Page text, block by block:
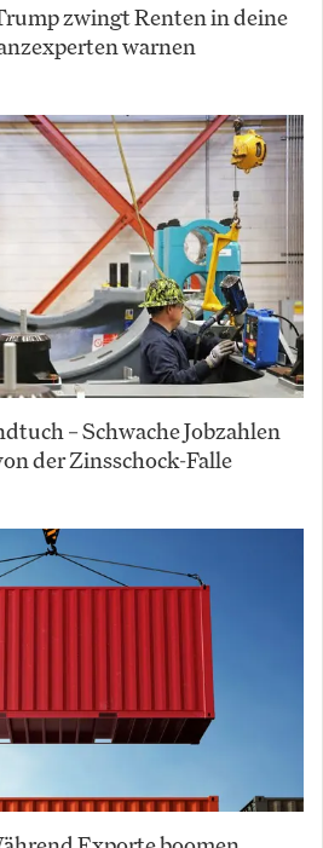
zwingt Renten in deine
warnen
– Schwache Jobzahlen
der Zinsschock-Falle